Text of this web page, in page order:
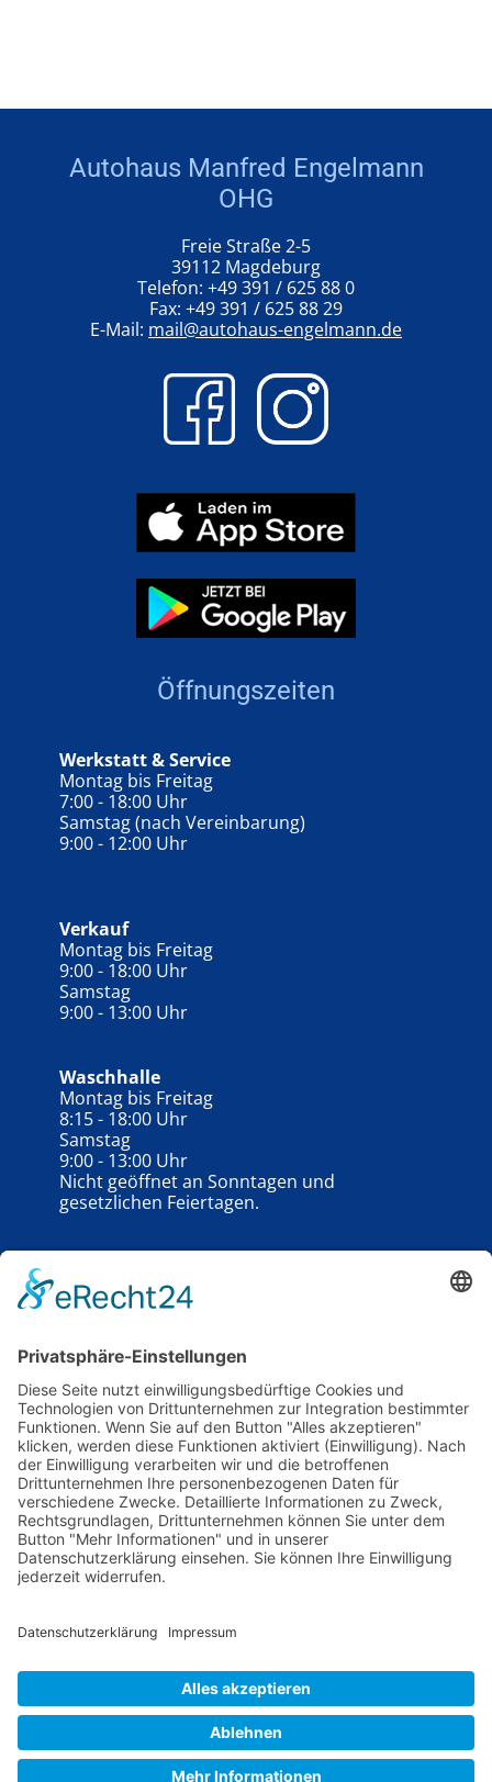
Autohaus Manfred Engelmann
OHG
Freie Straße 2-5
39112 Magdeburg
Telefon: +49 391 / 625 88 0
Fax: +49 391 / 625 88 29
E-Mail: mail@autohaus-engelmann.de
Öffnungszeiten
Werkstatt & Service
Montag bis Freitag
7:00 - 18:00 Uhr
Samstag (nach Vereinbarung)
9:00 - 12:00 Uhr
Verkauf
Montag bis Freitag
9:00 - 18:00 Uhr
Samstag
9:00 - 13:00 Uhr
Waschhalle
Montag bis Freitag
8:15 - 18:00 Uhr
Samstag
9:00 - 13:00 Uhr
Nicht geöffnet an Sonntagen und
gesetzlichen Feiertagen.
Gebrauchtwagengalerie
Öffnungszeiten
Samstag
13:00 - 18:00 Uhr
Während der Schautage keine Beratung, kein
Verkauf und keine Probefahrt.
Google Maps | Anfahrt
Google Maps ggf. hierfreischalten.
Hier geht es zu den Details und der Projektbeschreibung.
|
Datenschutz
website by